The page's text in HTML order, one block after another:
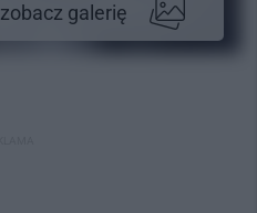
zobacz galerię